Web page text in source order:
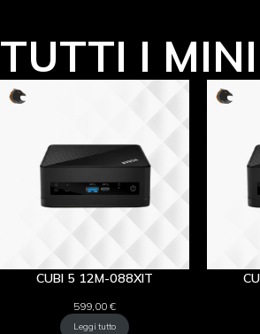
TUTTI I
CUBI 5 12M-088XIT
599,00 €
Leggi tutto